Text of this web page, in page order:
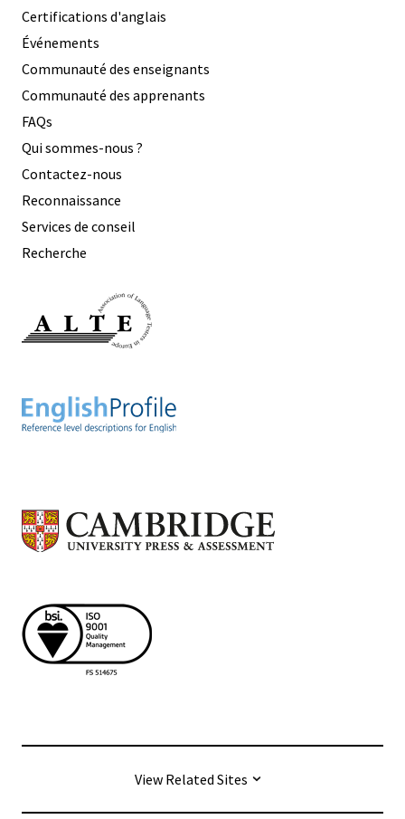
Certifications d'anglais
Événements
Communauté des enseignants
Communauté des apprenants
FAQs
Qui sommes-nous ?
Contactez-nous
Reconnaissance
Services de conseil
Recherche
View Related Sites